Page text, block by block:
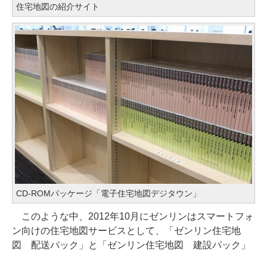
住宅地図の紹介サイト
CD-ROMパッケージ「電子住宅地図デジタウン」
このような中、2012年10月にゼンリンはスマートフォ
ン向けの住宅地図サービスとして、「ゼンリン住宅地
図 配送パック」と「ゼンリン住宅地図 建設パック」